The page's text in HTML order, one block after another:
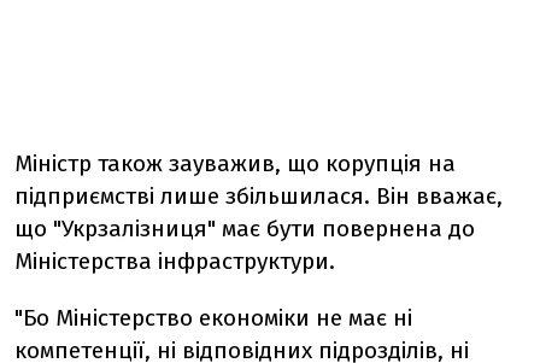
Міністр також зауважив, що корупція на
підприємстві лише збільшилася. Він вважає,
що "Укрзалізниця" має бути повернена до
Міністерства інфраструктури.
"Бо Міністерство економіки не має ні
компетенції, ні відповідних підрозділів, ні